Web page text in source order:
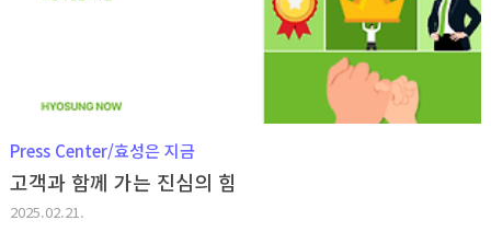
Press Center/효성은 지금
고객과 함께 가는 진심의 힘
2025.02.21.